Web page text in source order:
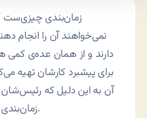
زمان‌بندی چیزی‌ست
نمی‌خواهند آن را انجام
دارند و از همان عده‌ی کمی
برای پیشبرد کارشان تهیه
آن به این دلیل که رئیس‌شان
زمان‌بندی می‌کند استفاده می‌کنند.